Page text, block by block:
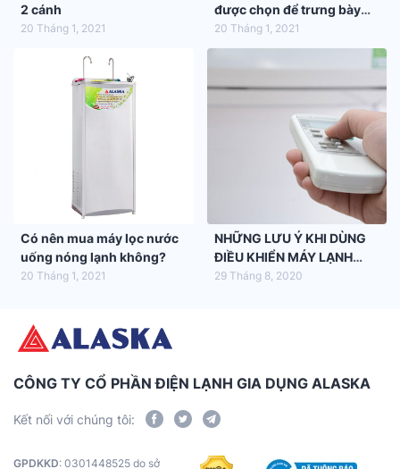
2 cánh
20 Tháng 1, 2021
được chọn để trưng bày
hàng hóa trong siêu thị
20 Tháng 1, 2021
Có nên mua máy lọc nước
uống nóng lạnh không?
20 Tháng 1, 2021
NHỮNG LƯU Ý KHI DÙNG
ĐIỀU KHIỂN MÁY LẠNH
ALASKA
29 Tháng 8, 2020
CÔNG TY CỔ PHẦN ĐIỆN LẠNH GIA DỤNG ALASKA
Kết nối với chúng tôi:
GPDKKD: 0301448525 do sở